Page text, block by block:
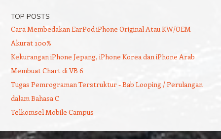
TOP POSTS
Cara Membedakan EarPod iPhone Original Atau KW/OEM
Akurat 100%
Kekurangan iPhone Jepang, iPhone Korea dan iPhone Arab
Membuat Chart di VB 6
Tugas Pemrograman Terstruktur - Bab Looping / Perulangan
dalam Bahasa C
Telkomsel Mobile Campus